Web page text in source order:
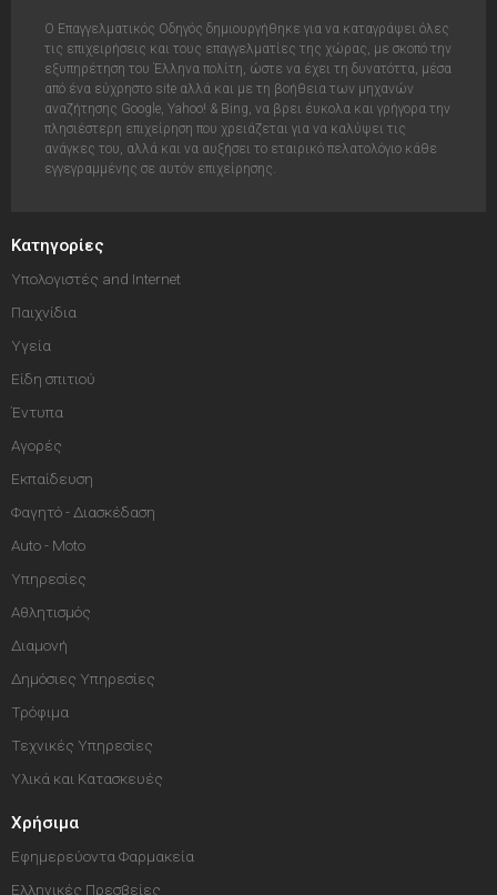
Ο Επαγγελματικός Οδηγός δημιουργήθηκε για να καταγράψει όλες
τις επιχειρήσεις και τους επαγγελματίες της χώρας, με σκοπό την
εξυπηρέτηση του Έλληνα πολίτη, ώστε να έχει τη δυνατόττα, μέσα
από ένα εύχρηστο site αλλά και με τη βοήθεια των μηχανών
αναζήτησης Google, Yahoo! & Bing, να βρει έυκολα και γρήγορα την
πλησιέστερη επιχείρηση που χρειάζεται για να καλύψει τις
ανάγκες του, αλλά και να αυξήσει το εταιρικό πελατολόγιο κάθε
εγγεγραμμένης σε αυτόν επιχείρησης.
Κατηγορίες
Υπολογιστές and Internet
Παιχνίδια
Υγεία
Είδη σπιτιού
Έντυπα
Αγορές
Εκπαίδευση
Φαγητό - Διασκέδαση
Auto - Moto
Υπηρεσίες
Αθλητισμός
Διαμονή
Δημόσιες Υπηρεσίες
Τρόφιμα
Τεχνικές Υπηρεσίες
Υλικά και Κατασκευές
Χρήσιμα
Εφημερεύοντα Φαρμακεία
Ελληνικές Πρεσβείες